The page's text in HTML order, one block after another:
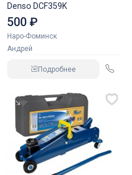
Denso DCF359K
500 ₽
Наро-Фоминск
Андрей
Подробнее